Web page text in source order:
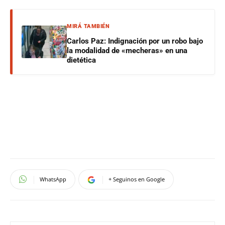
MIRÁ TAMBIÉN
Carlos Paz: Indignación por un robo bajo
la modalidad de «mecheras» en una
dietética
WhatsApp + Seguinos en Google